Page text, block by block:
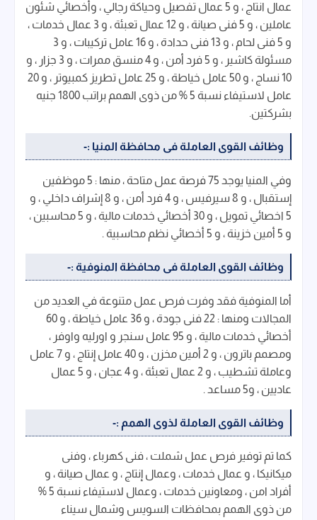
عمال انتاج ، و 5 عمال تفصيل وحياكة رجالي ، وأخصائي شئون
عاملين ، و 5 فنى صيانة ، و 12 عمال تعبئة ، و 3 عمال خدمات ،
و 5 فنى لحام ، و 13 فنى حدادة ، و 16 عامل تركيبات ، و 3
مسئولة كاشير ، و 5 فرد أمن ، و 4 منسق ممرات ، و 3 جزار ، و
10 نساج ، و 50 عامل خياطة ، و 25 عامل تطريز كمبيوتر ، و 20
عامل لاستيفاء نسبة 5 % من ذوى الهمم براتب 1800 جنيه
بشركتين.
وظائف القوى العاملة فى محافظة المنيا :-
وفي المنيا يوجد 75 فرصة عمل متاحة ، منها : 5 موظفين
إستقبال ، و 8 سيرفيس ، و 4 فرد أمن ، و 8 إشراف داخلي ، و
5 اخصائي تمويل ، و 30 أخصائي خدمات مالية ، و 5 محاسبين ،
و 5 أمين خزينة ، و 5 أخصائي نظم محاسبية .
وظائف القوى العاملة فى محافظة المنوفية :-
أما المنوفية فقد وفرت فرص عمل متنوعة في العديد من
المجالات ومنها : 22 فنى جودة ، و 36 عامل خياطة ، و 60
أخصائي خدمات مالية ، و 95 عامل سنجر و اورليه واوفر ،
ومصمم باترون ، و 2 أمين مخزن ، و 40 عامل إنتاج ، و 7 عامل
وعاملة تشطيب ، و 2 عمال تعبئة ، و 4 عجان ، و 5 عمال
عاديين ، و5 مساعد .
وظائف القوى العاملة لذوى الهمم :-
كما تم توفير فرص عمل شملت ، فنى كهرباء ، وفنى
ميكانيكا ، و عمال خدمات ، وعمال إنتاج ، و عمال صيانة ، و
أفراد امن ، ومعاونين خدمات ، وعمال لاستيفاء نسبة 5 %
من ذوى الهمم بمحافظات السويس وشمال سيناء